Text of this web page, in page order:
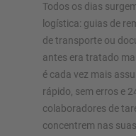
Todos os dias
logística: guias de
de transporte ou
antes era tratado
é cada vez mais
rápido, sem erros e
colaboradores de
concentrem nas